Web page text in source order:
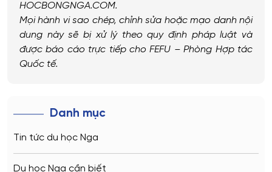
HOCBONGNGA.COM.
Mọi hành vi sao chép, chỉnh sửa hoặc mạo danh nội
dung này sẽ bị xử lý theo quy định pháp luật và
được báo cáo trực tiếp cho FEFU – Phòng Hợp tác
Quốc tế.
Danh mục
Tin tức du học Nga
Du học Nga cần biết